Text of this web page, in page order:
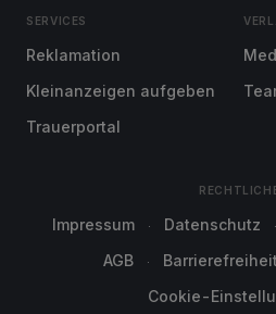
SERVICES
Reklamation
Kleinanzeigen aufgeben
Trauerportal
Impressum Datenschutz
AGB
Cookie-